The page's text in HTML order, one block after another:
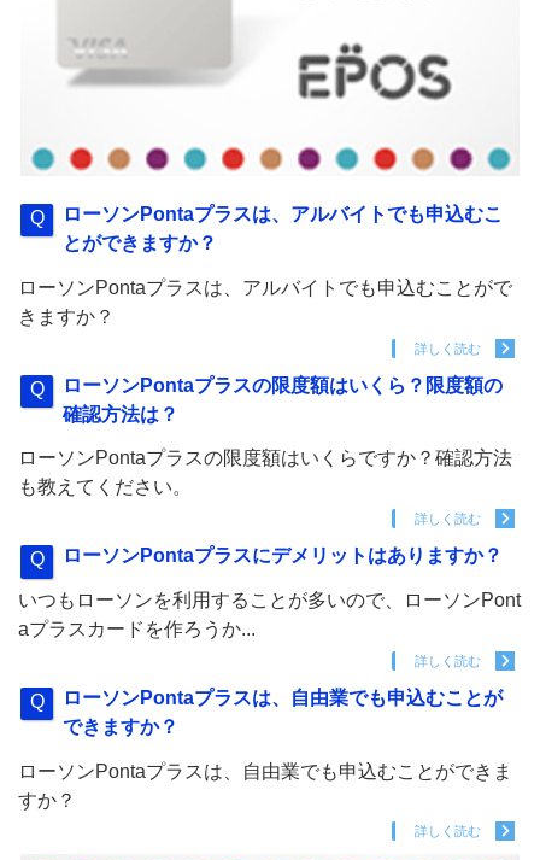
ローソンPontaプラスは、アルバイトでも申込むこ
とができますか？
ローソンPontaプラスは、アルバイトでも申込むことがで
きますか？
詳しく読む
ローソンPontaプラスの限度額はいくら？限度額の
確認方法は？
ローソンPontaプラスの限度額はいくらですか？確認方法
も教えてください。
詳しく読む
ローソンPontaプラスにデメリットはありますか？
いつもローソンを利用することが多いので、ローソンPont
aプラスカードを作ろうか...
詳しく読む
ローソンPontaプラスは、自由業でも申込むことが
できますか？
ローソンPontaプラスは、自由業でも申込むことができま
すか？
詳しく読む